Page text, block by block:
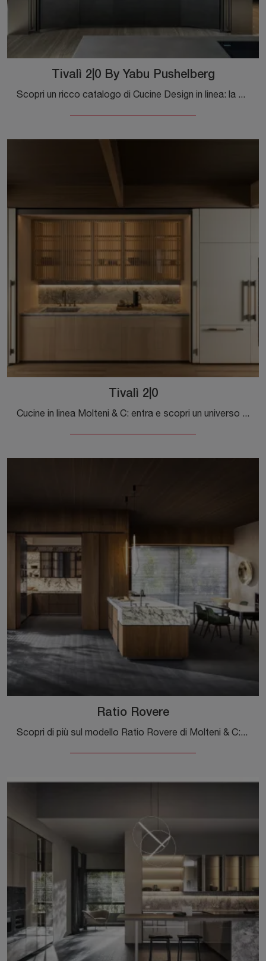
Tivalì 2|0 By Yabu Pushelberg
Scopri un ricco catalogo di Cucine Design in linea: la cucina Tivalì 2|0 By Yabu Pushelberg Molteni & C è finalmente disponibile in acciaio!
Tivalì 2|0
Cucine in linea Molteni & C: entra e scopri un universo di stile e design! La cucina Tivalì 2|0 ti sta aspettando.
Ratio Rovere
Scopri di più sul modello Ratio Rovere di Molteni & C: arreda la zona cucina con la soluzione in legno che fa al caso tuo.